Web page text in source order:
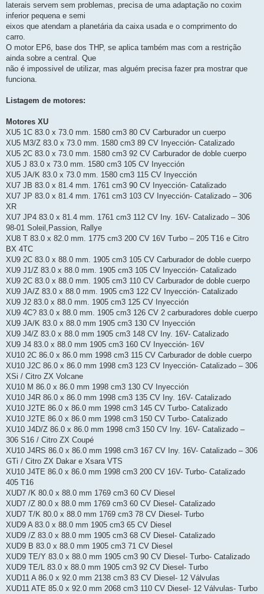
laterais servem sem problemas, precisa de uma adaptação no coxim
inferior pequena e semi
eixos que atendam a planetária da caixa usada e o comprimento do
carro.
O motor EP6, base dos THP, se aplica também mas com a restrição
ainda sobre a central. Que
não é impossivel de utilizar, mas alguém precisa fazer pra mostrar que
funciona.
Listagem de motores:
Motores XU
XU5 1C 83.0 x 73.0 mm. 1580 cm3 80 CV Carburador un cuerpo
XU5 M3/Z 83.0 x 73.0 mm. 1580 cm3 89 CV Inyección- Catalizado
XU5 2C 83.0 x 73.0 mm. 1580 cm3 92 CV Carburador de doble cuerpo
XU5 J 83.0 x 73.0 mm. 1580 cm3 105 CV Inyección
XU5 JA/K 83.0 x 73.0 mm. 1580 cm3 115 CV Inyección
XU7 JB 83.0 x 81.4 mm. 1761 cm3 90 CV Inyección- Catalizado
XU7 JP 83.0 x 81.4 mm. 1761 cm3 103 CV Inyección- Catalizado – 306
XR
XU7 JP4 83.0 x 81.4 mm. 1761 cm3 112 CV Iny. 16V- Catalizado – 306
98-01 Soleil,Passion, Rallye
XU8 T 83.0 x 82.0 mm. 1775 cm3 200 CV 16V Turbo – 205 T16 e Citro
BX 4TC
XU9 2C 83.0 x 88.0 mm. 1905 cm3 105 CV Carburador de doble cuerpo
XU9 J1/Z 83.0 x 88.0 mm. 1905 cm3 105 CV Inyección- Catalizado
XU9 2C 83.0 x 88.0 mm. 1905 cm3 110 CV Carburador de doble cuerpo
XU9 JA/Z 83.0 x 88.0 mm. 1905 cm3 122 CV Inyección- Catalizado
XU9 J2 83.0 x 88.0 mm. 1905 cm3 125 CV Inyección
XU9 4C? 83.0 x 88.0 mm. 1905 cm3 126 CV 2 carburadores doble cuerpo
XU9 JA/K 83.0 x 88.0 mm 1905 cm3 130 CV Inyección
XU9 J4/Z 83.0 x 88.0 mm 1905 cm3 148 CV Iny. 16V- Catalizado
XU9 J4 83.0 x 88.0 mm 1905 cm3 160 CV Inyección- 16V
XU10 2C 86.0 x 86.0 mm 1998 cm3 115 CV Carburador de doble cuerpo
XU10 J2C 86.0 x 86.0 mm 1998 cm3 123 CV Inyección- Catalizado – 306
XSi / Citro ZX Volcane
XU10 M 86.0 x 86.0 mm 1998 cm3 130 CV Inyección
XU10 J4R 86.0 x 86.0 mm 1998 cm3 135 CV Iny. 16V- Catalizado
XU10 J2TE 86.0 x 86.0 mm 1998 cm3 145 CV Turbo- Catalizado
XU10 J2TE 86.0 x 86.0 mm 1998 cm3 150 CV Turbo- Catalizado
XU10 J4D/Z 86.0 x 86.0 mm 1998 cm3 150 CV Iny. 16V- Catalizado –
306 S16 / Citro ZX Coupé
XU10 J4RS 86.0 x 86.0 mm 1998 cm3 167 CV Iny. 16V- Catalizado – 306
GTi / Citro ZX Dakar e Xsara VTS
XU10 J4TE 86.0 x 86.0 mm 1998 cm3 200 CV 16V- Turbo- Catalizado
405 T16
XUD7 /K 80.0 x 88.0 mm 1769 cm3 60 CV Diesel
XUD7 /Z 80.0 x 88.0 mm 1769 cm3 60 CV Diesel- Catalizado
XUD7 T/K 80.0 x 88.0 mm 1769 cm3 78 CV Diesel- Turbo
XUD9 A 83.0 x 88.0 mm 1905 cm3 65 CV Diesel
XUD9 /Z 83.0 x 88.0 mm 1905 cm3 68 CV Diesel- Catalizado
XUD9 B 83.0 x 88.0 mm 1905 cm3 71 CV Diesel
XUD9 TE/Y 83.0 x 88.0 mm 1905 cm3 90 CV Diesel- Turbo- Catalizado
XUD9 TE/L 83.0 x 88.0 mm 1905 cm3 92 CV Diesel- Turbo
XUD11 A 86.0 x 92.0 mm 2138 cm3 83 CV Diesel- 12 Válvulas
XUD11 ATE 85.0 x 92.0 mm 2068 cm3 110 CV Diesel- 12 Válvulas- Turbo